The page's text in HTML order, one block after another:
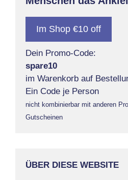
Im Shop €10 off
Dein Promo-Code:
spare10
im Warenkorb auf
Ein Code je Person
nicht kombinierbar mit anderen
Gutscheinen
ÜBER DIESE WEBSITE